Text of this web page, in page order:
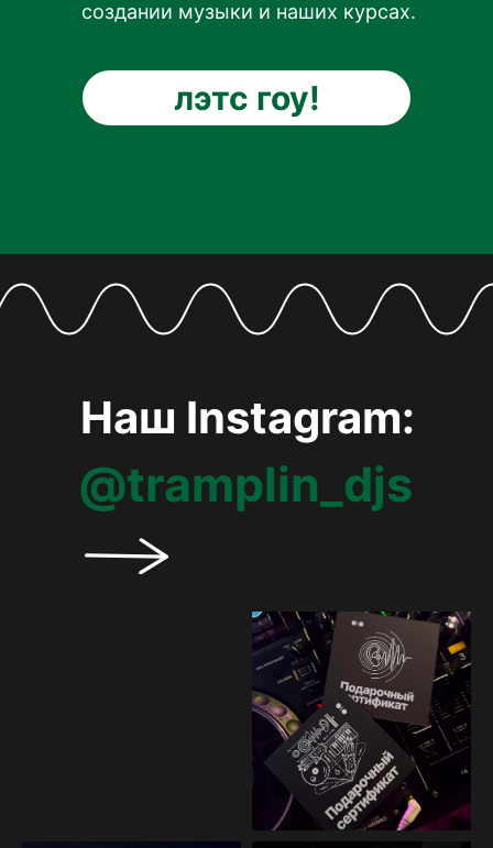
создании музыки и наших курсах.
лэтс гоу!
Наш Instagram:
@tramplin_djs